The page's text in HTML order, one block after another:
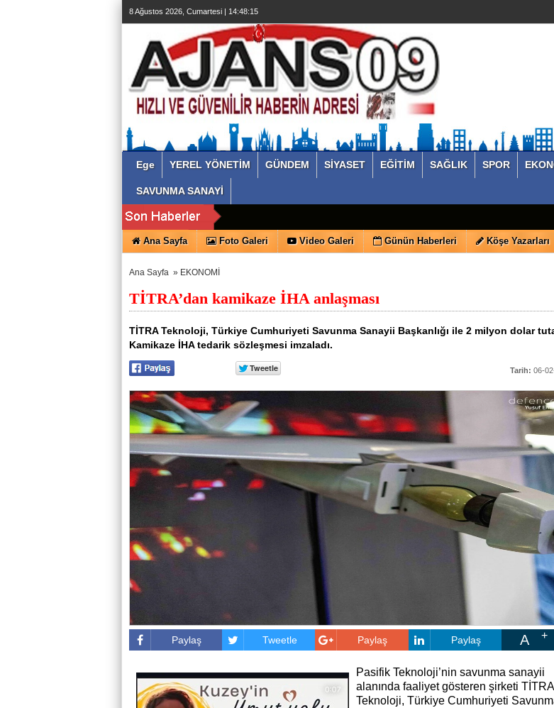
8 Ağustos 2026, Cumartesi | 14:48:16
Ege YEREL YÖNETİM GÜNDEM SİYASET EĞİTİM SAĞLIK SPOR
SAVUNMA SANAYİ
Ana Sayfa Foto Galeri Video Galeri Günün Haberleri Köşe Yazarları
Ana Sayfa » EKONOMİ
TİTRA’dan kamikaze İHA anlaşması
TİTRA Teknoloji, Türkiye Cumhuriyeti Savunma Sanayii Başkanlığı ile 2 milyon dolar
Kamikaze İHA tedarik sözleşmesi imzaladı.
Tarih: 06-
Paylaş Tweetle Paylaş Paylaş A
Pasifik Teknoloji’nin savunma sanayii
alanında faaliyet gösteren şirketi TİTRA
Teknoloji, Türkiye Cumhuriyeti